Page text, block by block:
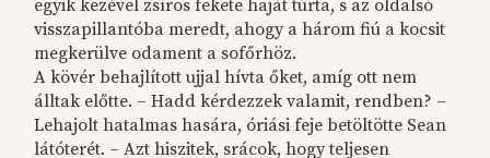
egyik kezével zsíros fekete haját túrta, s az oldalsó
visszapillantóba meredt, ahogy a három fiú a kocsit
megkerülve odament a sofőrhöz.
A kövér behajlított ujjal hívta őket, amíg ott nem
álltak előtte. – Hadd kérdezzek valamit, rendben? –
Lehajolt hatalmas hasára, óriási feje betöltötte Sean
látóterét. – Azt hiszitek, srácok, hogy teljesen